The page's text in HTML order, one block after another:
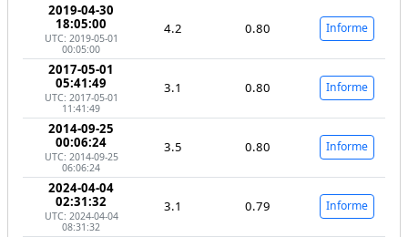
2019-04-30
18:05:00
UTC: 2019-05-01
00:05:00
4.2 0.80 Informe
2017-05-01
05:41:49
UTC: 2017-05-01
11:41:49
3.1 0.80 Informe
2014-09-25
00:06:24
UTC: 2014-09-25
06:06:24
3.5 0.80 Informe
2024-04-04
02:31:32
UTC: 2024-04-04
08:31:32
3.1 0.79 Informe